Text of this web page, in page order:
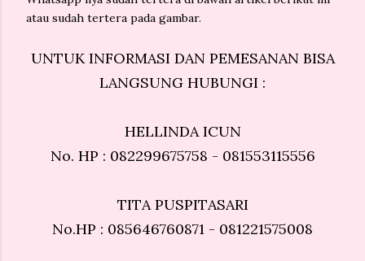
atau sudah tertera pada gambar.
UNTUK INFORMASI DAN PEMESANAN BISA
LANGSUNG HUBUNGI :
HELLINDA ICUN
No. HP : 082299675758 - 081553115556
TITA PUSPITASARI
No.HP : 085646760871 - 081221575008